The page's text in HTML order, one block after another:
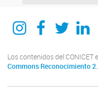
Instagram
Facebook
Twitter
Los contenidos del CONICET
Commons Reconocimiento